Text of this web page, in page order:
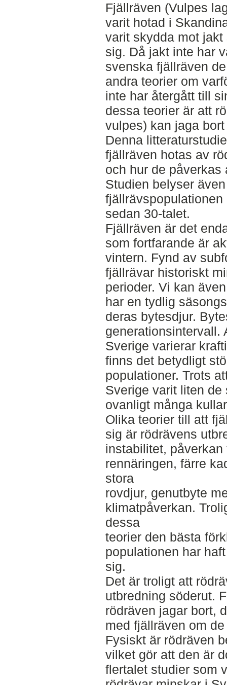
Fjällräven (Vulpes
varit hotad i
varit skydda mot
sig. Då jakt inte har
svenska fjällräven
andra teorier om
inte har återgått till
dessa teorier är att
vulpes) kan jaga
Denna
fjällräven hotas av
och hur de påverkas
Studien belyser
sedan 30-talet.
Fjällräven är det
som fortfarande är
vintern. Fynd av
fjällrävar historiskt
perioder. Vi kan
har en tydlig
deras bytesdjur.
generationsintervall.
Sverige varierar
finns det betydligt
populationer. Trots
Sverige varit liten
ovanligt många
Olika teorier till att
sig är rödrävens
instabilitet,
rennäringen, färre
stora
rovdjur, genutbyte
klimatpåverkan.
dessa
teorier den bästa
populationen har
sig.
Det är troligt att
utbredning söderut.
rödräven jagar bort,
med fjällräven om
Fysiskt är rödräven
vilket gör att den är
flertalet studier som